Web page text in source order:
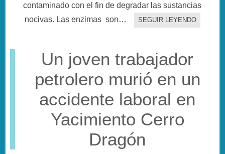
contaminado con el fin de degradar las sustancias
nocivas. Las enzimas son…
SEGUIR LEYENDO
Un joven trabajador
petrolero murió en un
accidente laboral en
Yacimiento Cerro
Dragón